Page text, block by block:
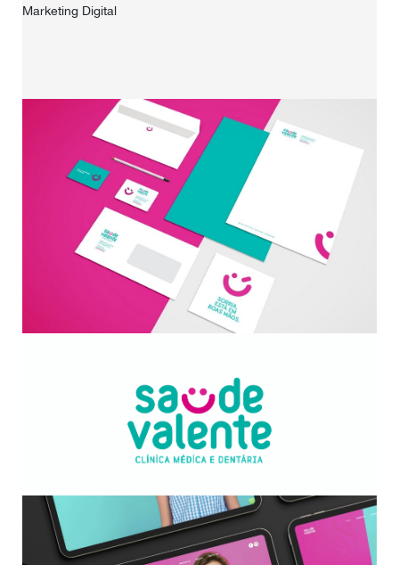
HOME
SOBRE NÓS
PORTFÓLIO
CONTACTOS
Marketing Digital